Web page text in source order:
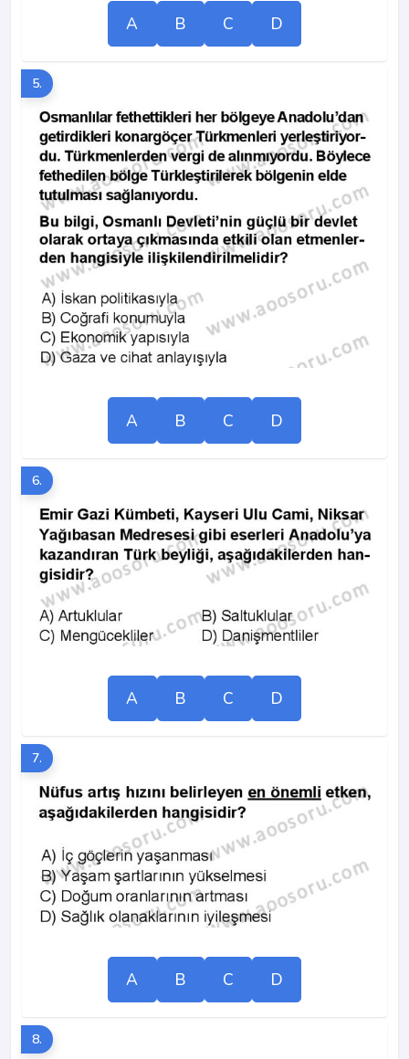
A B C D
5.
A B C D
6.
A B C D
7.
A B C D
8.